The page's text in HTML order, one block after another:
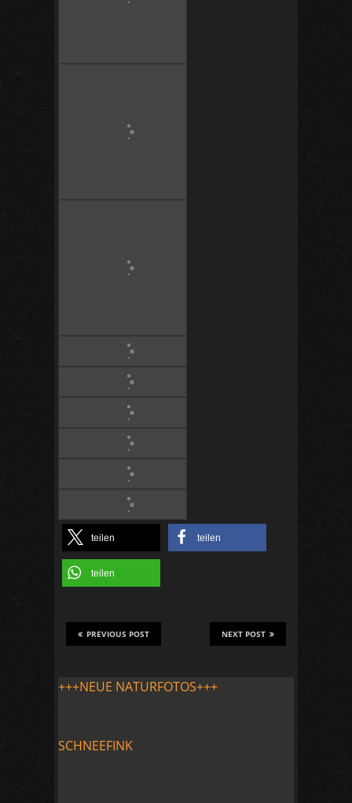
teilen teilen
teilen
NEXT POST
PREVIOUS POST
+++NEUE NATURFOTOS+++
SCHNEEFINK